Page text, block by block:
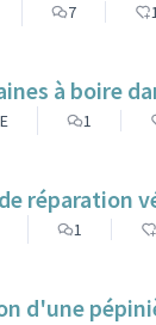
7
à boire
1
réparation
1
d'une